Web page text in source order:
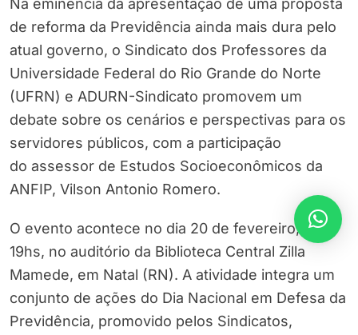
Na eminência da apresentação de uma proposta
de reforma da Previdência ainda mais dura pelo
atual governo, o Sindicato dos Professores da
Universidade Federal do Rio Grande do Norte
(UFRN) e ADURN-Sindicato promovem um
debate sobre os cenários e perspectivas para os
servidores públicos, com a participação
do assessor de Estudos Socioeconômicos da
ANFIP, Vilson Antonio Romero.
O evento acontece no dia 20 de fevereiro, às
19hs, no auditório da Biblioteca Central Zilla
Mamede, em Natal (RN). A atividade integra um
conjunto de ações do Dia Nacional em Defesa da
Previdência, promovido pelos Sindicatos,